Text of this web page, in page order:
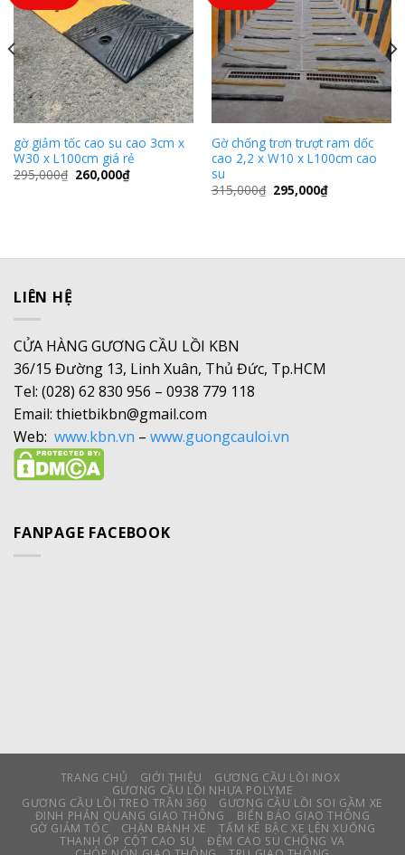
gờ giảm tốc cao su cao 3cm x
W30 x L100cm giá rẻ
295,000₫ 260,000₫
Gờ chống trơn trượt ram dốc
cao 2,2 x W10 x L100cm cao
su
315,000₫ 295,000₫
LIÊN HỆ
CỬA HÀNG GƯƠNG CẦU LỒI KBN
36/15 Đường 13, Linh Xuân, Thủ Đức, Tp.HCM
Tel: (028) 62 830 956 – 0938 779 118
Email: thietbikbn@gmail.com
Web: www.kbn.vn – www.guongcauloi.vn
FANPAGE FACEBOOK
TRANG CHỦ GIỚI THIỆU
GƯƠNG CẦU LỒI INOX
GƯƠNG CẦU LỒI NHỰA POLYME
GƯƠNG CẦU LỒI TREO TRẦN 360
GƯƠNG CẦU LỒI SOI GẦM XE
ĐINH PHẢN QUANG GIAO THÔNG
BIỂN BÁO GIAO THÔNG
GỜ GIẢM TỐC
CHẶN BÁNH XE
TẤM KÊ BẬC XE LÊN XUỐNG
THANH ỐP CỘT CAO SU
ĐỆM CAO SU CHỐNG VA